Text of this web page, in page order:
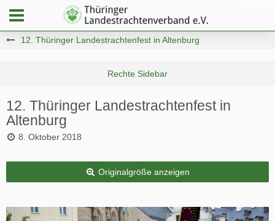
12. Thüringer Landestrachtenfest in Altenburg
12. Thüringer Landestrachtenfest in
Altenburg
8. Oktober 2018
Originalgröße anzeigen